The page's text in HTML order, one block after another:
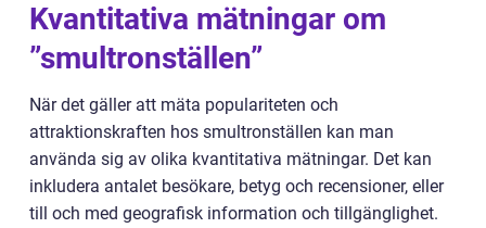
Kvantitativa mätningar om
”smultronställen”
När det gäller att mäta populariteten och
attraktionskraften hos smultronställen kan man
använda sig av olika kvantitativa mätningar. Det kan
inkludera antalet besökare, betyg och recensioner, eller
till och med geografisk information och tillgänglighet.